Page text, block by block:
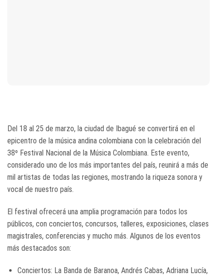
Del 18 al 25 de marzo, la ciudad de Ibagué se convertirá en el
epicentro de la música andina colombiana con la celebración del
38º Festival Nacional de la Música Colombiana. Este evento,
considerado uno de los más importantes del país, reunirá a más de
mil artistas de todas las regiones, mostrando la riqueza sonora y
vocal de nuestro país.
El festival ofrecerá una amplia programación para todos los
públicos, con conciertos, concursos, talleres, exposiciones, clases
magistrales, conferencias y mucho más. Algunos de los eventos
más destacados son:
Conciertos: La Banda de Baranoa, Andrés Cabas, Adriana Lucía,